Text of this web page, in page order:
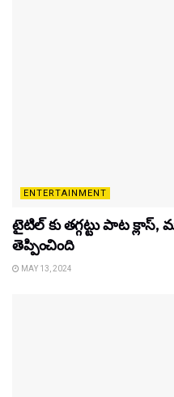
ENTERTAINMENT
టైటిల్‌ కు తగ్గట్టు పాట క్లాస్,
తెప్పించింది
MAY 13, 2024